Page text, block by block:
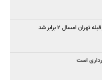
امسال ۲ برابر شد
است